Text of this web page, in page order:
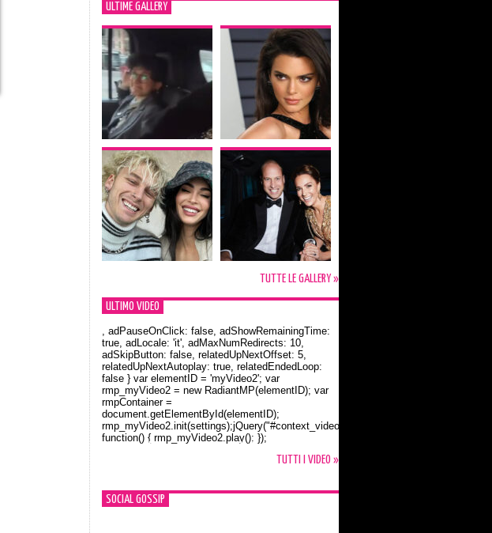
ULTIME GALLERY
TUTTE LE GALLERY »
ULTIMO VIDEO
Orlando Bloom e la t-shirt dedicata a Flynn
, adPauseOnClick: false, adShowRemainingTime:
true, adLocale: 'it', adMaxNumRedirects: 10,
adSkipButton: false, relatedUpNextOffset: 5,
relatedUpNextAutoplay: true, relatedEndedLoop:
false } var elementID = 'myVideo2'; var
rmp_myVideo2 = new RadiantMP(elementID); var
rmpContainer =
document.getElementById(elementID);
rmp_myVideo2.init(settings);jQuery("#context_video2").one("mouseover",
function() { rmp_myVideo2.play(); });
TUTTI I VIDEO »
SOCIAL GOSSIP